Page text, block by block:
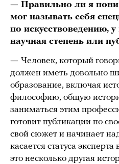
— Правильно ли я
мог называть себя
по искусствоведению,
научная степень или
— Человек, который
должен иметь довольно
образование, включая
философию, общую
заниматься этим
готовит публикации по
свой сюжет и начинает
касается статуса
это несколько другая